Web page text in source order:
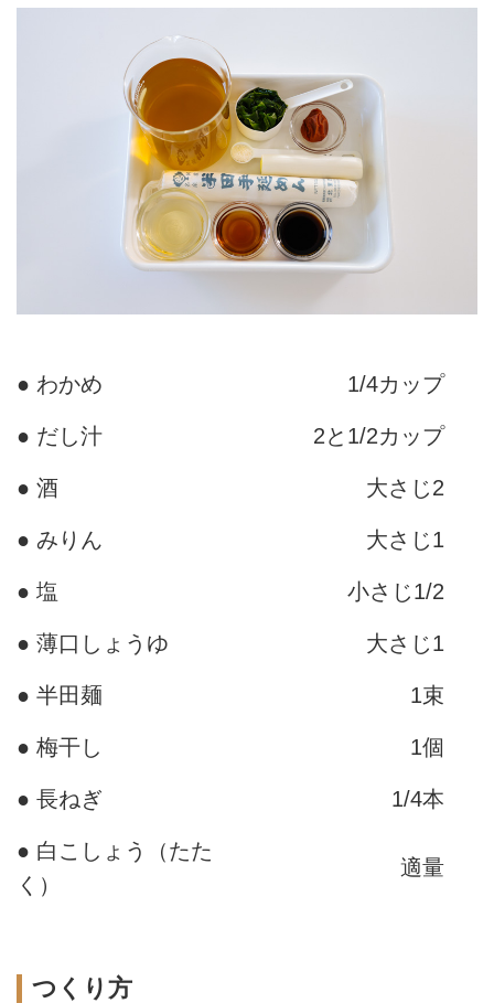
● わかめ 1/4カップ
● だし汁 2と1/2カップ
● 酒 大さじ2
● みりん 大さじ1
● 塩 小さじ1/2
● 薄口しょうゆ 大さじ1
● 半田麺 1束
● 梅干し 1個
● 長ねぎ 1/4本
● 白こしょう（たた
く）
適量
つくり方